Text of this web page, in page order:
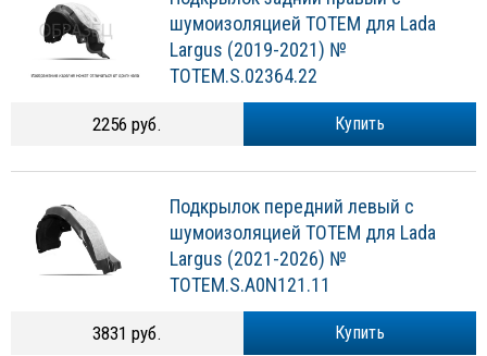
шумоизоляцией TOTEM для Lada
Largus (2019-2021) №
TOTEM.S.02364.22
Купить
2256 руб.
Подкрылок передний левый с
шумоизоляцией TOTEM для Lada
Largus (2021-2026) №
TOTEM.S.A0N121.11
Купить
3831 руб.